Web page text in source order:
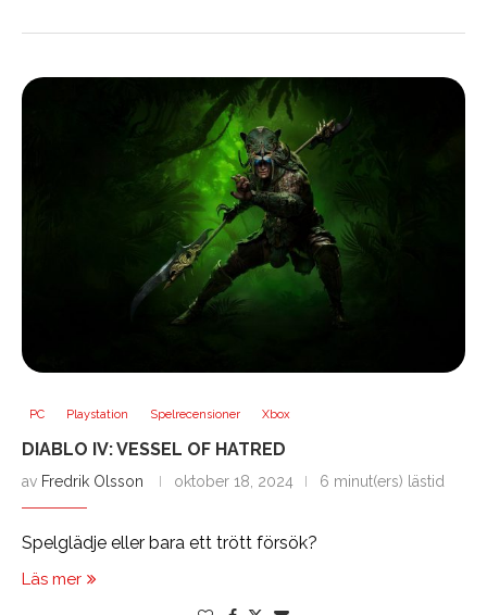
PC Playstation Spelrecensioner Xbox
DIABLO IV: VESSEL OF HATRED
av Fredrik Olsson oktober 18, 2024 6 minut(ers) lästid
Spelglädje eller bara ett trött försök?
Läs mer